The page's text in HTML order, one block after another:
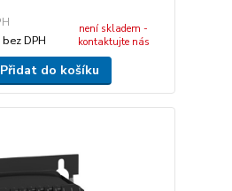
bez DPH
není skladem -
kontaktujte nás
Přidat do košíku